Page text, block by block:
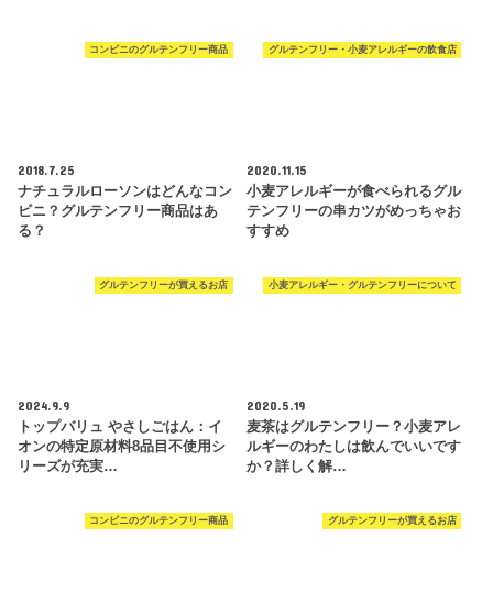
コンビニのグルテンフリー商品
2018.7.25
ナチュラルローソンはどんなコン
ビニ？グルテンフリー商品はあ
る？
グルテンフリー・小麦アレルギーの飲食店
2020.11.15
小麦アレルギーが食べられるグル
テンフリーの串カツがめっちゃお
すすめ
グルテンフリーが買えるお店
2024.9.9
トップバリュ やさしごはん：イ
オンの特定原材料8品目不使用シ
リーズが充実…
小麦アレルギー・グルテンフリーについて
2020.5.19
麦茶はグルテンフリー？小麦アレ
ルギーのわたしは飲んでいいです
か？詳しく解…
コンビニのグルテンフリー商品 グルテンフリーが買えるお店